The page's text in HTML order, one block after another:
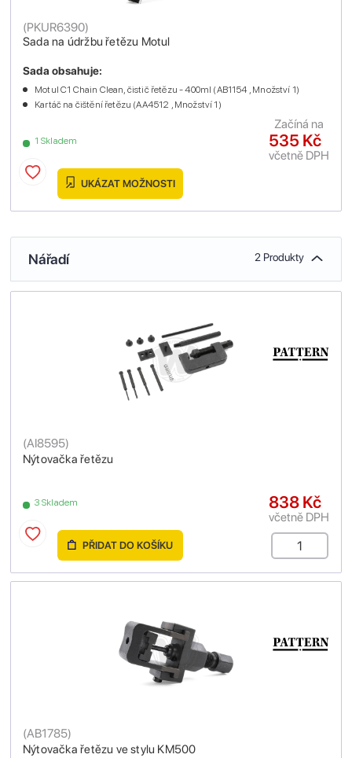
Sada na údržbu řetězu Motul
(PKUR6390)
1 Skladem
Sada obsahuje:
Motul C1 Chain Clean, čistič řetězu - 400ml (AB1154 , Množství 1)
Kartáč na čištění řetězu (AA4512 , Množství 1)
535 Kč
včetně DPH
Začíná na
UKÁZAT MOŽNOSTI
Nářadí 2 Produkty
Nýtovačka řetězu
(AI8595)
3 Skladem 838 Kč
včetně DPH
PŘIDAT DO KOŠÍKU
Nýtovačka řetězu ve stylu KM500
(AB1785)